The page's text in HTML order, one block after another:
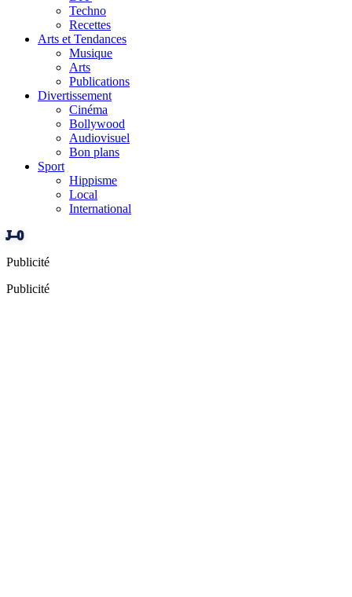
Techno
Recettes
Arts et Tendances
Musique
Arts
Publications
Divertissement
Cinéma
Bollywood
Audiovisuel
Bon plans
Sport
Hippisme
Local
International
J–0
Publicité
Publicité